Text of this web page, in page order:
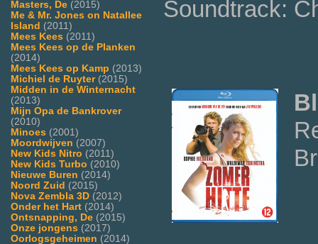
Masters, De (2015)
Me & Mr. Jones on Natallee
Island (2011)
Mees Kees (2011)
Mees Kees op de Planken
(2014)
Mees Kees op Kamp (2013)
Michiel de Ruyter(2015)
Midden in de Winternacht
(2013)
Mijn Opa de Bankrover
(2010)
Minoes (2001)
Moordwijven (2007)
New Kids Nitro (2011)
New Kids Turbo (2010)
Nieuwe Buren (2014)
Noord Zuid (2015)
Nova Zembla 3D (2012)
Onder het Hart (2014)
Ontsnapping, De (2015)
Onze jongens (2017)
Oorlogsgeheimen (2014)
Soundtrack: